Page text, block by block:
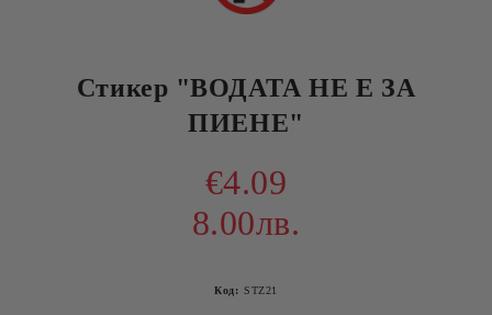
Стикер "ВОДАТА НЕ Е ЗА
ПИЕНЕ"
€4.09
8.00лв.
Код: STZ21